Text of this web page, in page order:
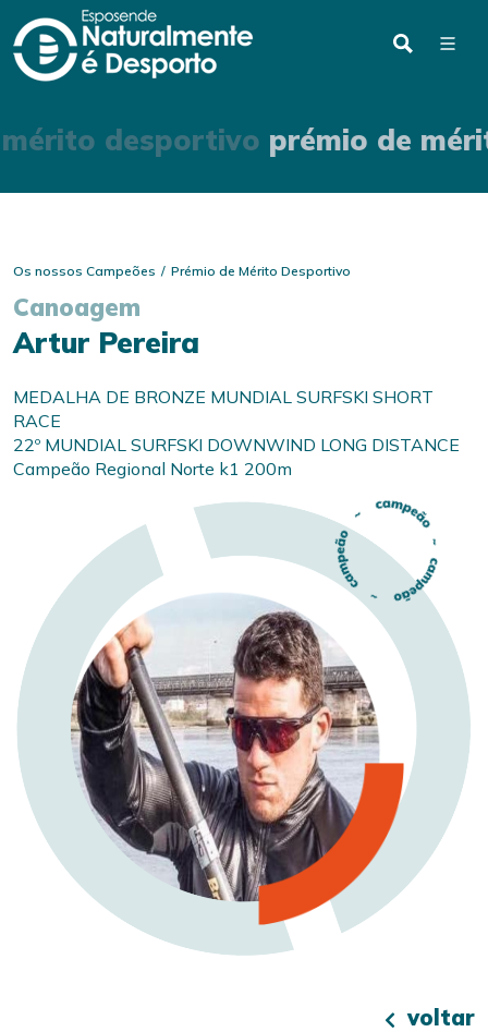
desportivo prémio de
Os nossos Campeões Prémio de Mérito Desportivo
Canoagem
Artur Pereira
MEDALHA DE BRONZE MUNDIAL SURFSKI SHORT
RACE
22º MUNDIAL SURFSKI DOWNWIND LONG DISTANCE
Campeão Regional Norte k1 200m
voltar